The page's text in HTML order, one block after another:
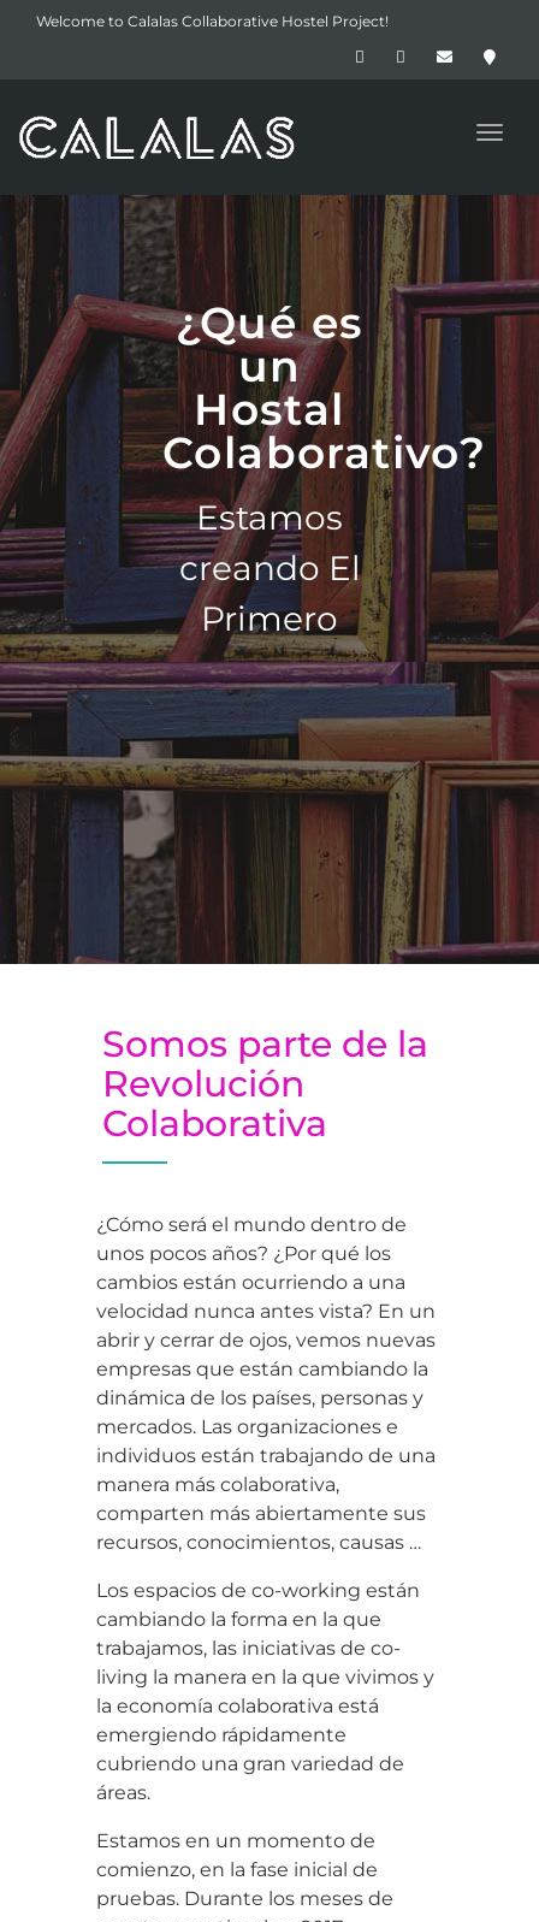
Welcome to Calalas Collaborative Hostel Project!
¿Qué es
un
Hostal
Colaborativo?
Estamos
creando El
Primero
Somos parte de la
Revolución
Colaborativa
¿Cómo será el mundo dentro de
unos pocos años? ¿Por qué los
cambios están ocurriendo a una
velocidad nunca antes vista? En un
abrir y cerrar de ojos, vemos nuevas
empresas que están cambiando la
dinámica de los países, personas y
mercados. Las organizaciones e
individuos están trabajando de una
manera más colaborativa,
comparten más abiertamente sus
recursos, conocimientos, causas …
Los espacios de co-working están
cambiando la forma en la que
trabajamos, las iniciativas de co-
living la manera en la que vivimos y
la economía colaborativa está
emergiendo rápidamente
cubriendo una gran variedad de
áreas.
Estamos en un momento de
comienzo, en la fase inicial de
pruebas. Durante los meses de